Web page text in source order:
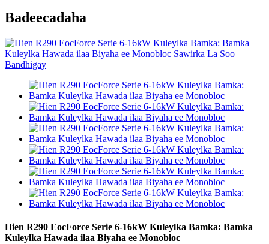
Badeecadaha
Hien R290 EocForce Serie 6-16kW Kuleylka Bamka: Bamka
Kuleylka Hawada ilaa Biyaha ee Monobloc